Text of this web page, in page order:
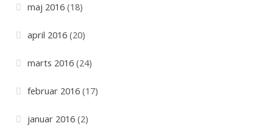
maj 2016(18)
april 2016(20)
marts 2016(24)
februar 2016(17)
januar 2016(2)